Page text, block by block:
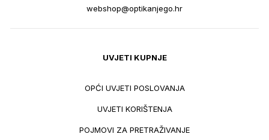
webshop@optikanjego.hr
UVJETI KUPNJE
OPĆI UVJETI POSLOVANJA
UVJETI KORIŠTENJA
POJMOVI ZA PRETRAŽIVANJE